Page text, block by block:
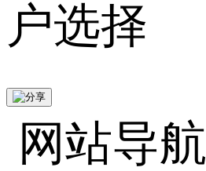
户选择
网站导航